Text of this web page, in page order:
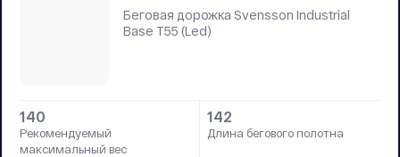
Беговая дорожка Svensson Industrial
Base T55 (Led)
140
Рекомендуемый
максимальный вес
142
Длина бегового полотна